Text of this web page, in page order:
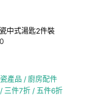
中式湯匙2件裝
產品 / 廚房配件
三件7折 / 五件6折